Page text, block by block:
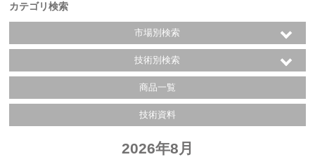
カテゴリ検索
市場別検索
技術別検索
商品一覧
技術資料
2026年8月